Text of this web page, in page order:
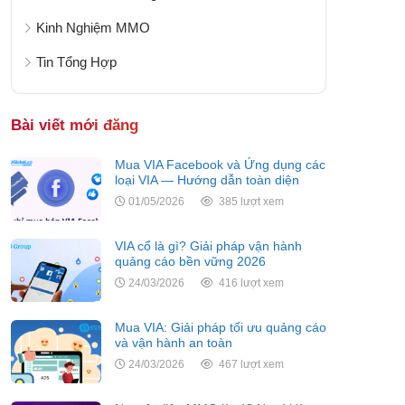
Kinh Nghiệm MMO
Tin Tổng Hợp
Bài viết mới đăng
Mua VIA Facebook và Ứng dụng các
loại VIA — Hướng dẫn toàn diện
01/05/2026 385 lượt xem
VIA cổ là gì? Giải pháp vận hành
quảng cáo bền vững 2026
24/03/2026 416 lượt xem
Mua VIA: Giải pháp tối ưu quảng cáo
và vận hành an toàn
24/03/2026 467 lượt xem